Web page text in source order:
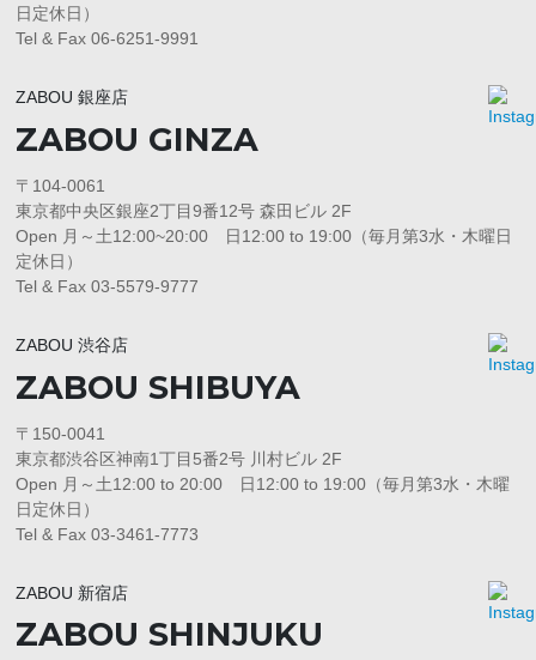
日定休日）
Tel & Fax 06-6251-9991
ZABOU 銀座店
ZABOU GINZA
〒104-0061
東京都中央区銀座2丁目9番12号 森田ビル 2F
Open 月～土12:00~20:00 日12:00 to 19:00（毎月第3水・木曜日
定休日）
Tel & Fax 03-5579-9777
ZABOU 渋谷店
ZABOU SHIBUYA
〒150-0041
東京都渋谷区神南1丁目5番2号 川村ビル 2F
Open 月～土12:00 to 20:00 日12:00 to 19:00（毎月第3水・木曜
日定休日）
Tel & Fax 03-3461-7773
ZABOU 新宿店
ZABOU SHINJUKU